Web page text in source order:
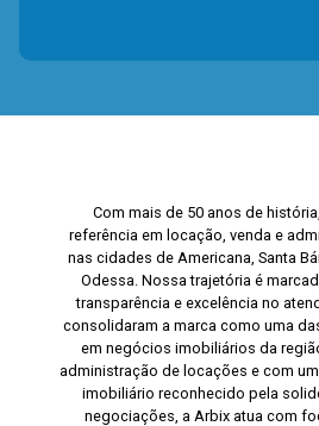
Com mais de 50 anos de
referência em locação, venda e
nas cidades de Americana, Santa
Odessa. Nossa trajetória é
transparência e excelência no
consolidaram a marca como uma
em negócios imobiliários da
administração de locações e com
imobiliário reconhecido pela
negociações, a Arbix atua com